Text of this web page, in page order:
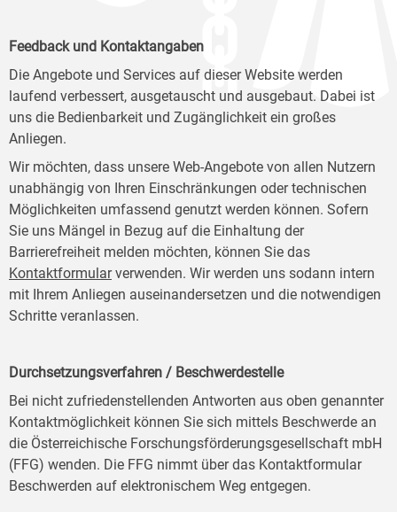
Feedback und Kontaktangaben
Die Angebote und Services auf dieser Website werden
laufend verbessert, ausgetauscht und ausgebaut. Dabei ist
uns die Bedienbarkeit und Zugänglichkeit ein großes
Anliegen.
Wir möchten, dass unsere Web-Angebote von allen Nutzern
unabhängig von Ihren Einschränkungen oder technischen
Möglichkeiten umfassend genutzt werden können. Sofern
Sie uns Mängel in Bezug auf die Einhaltung der
Barrierefreiheit melden möchten, können Sie das
Kontaktformularverwenden. Wir werden uns sodann intern
mit Ihrem Anliegen auseinandersetzen und die notwendigen
Schritte veranlassen.
Durchsetzungsverfahren / Beschwerdestelle
Bei nicht zufriedenstellenden Antworten aus oben genannter
Kontaktmöglichkeit können Sie sich mittels Beschwerde an
die Österreichische Forschungsförderungsgesellschaft mbH
(FFG) wenden. Die FFG nimmt über das Kontaktformular
Beschwerden auf elektronischem Weg entgegen.